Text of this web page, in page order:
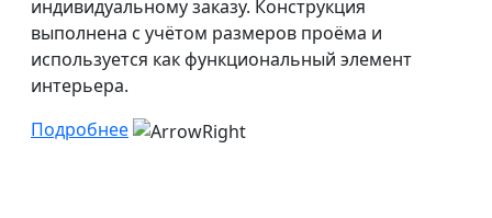
индивидуальному заказу. Конструкция
выполнена с учётом размеров проёма и
используется как функциональный элемент
интерьера.
Подробнее